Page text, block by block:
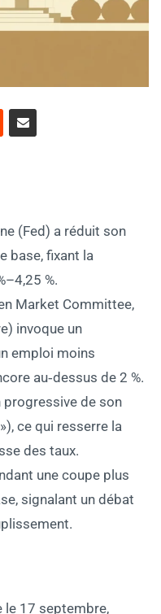
(Fed) a réduit son
base, fixant la
%.
Market Committee,
invoque un
emploi moins
au‑dessus de 2 %.
progressive de son
ce qui resserre la
des taux.
une coupe plus
signalant un débat
le 17 septembre,